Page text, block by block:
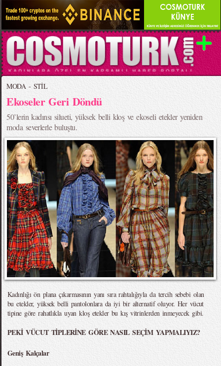
MODA - STİL
Ekoseler Geri Döndü
50’lerin kadınsı silueti, yüksek belli kloş ve ekoseli etekler yeniden
moda severlerle buluştu.
Kadınlığı ön plana çıkarmasının yanı sıra rahtalığıyla da tercih sebebi olan
bu etekler, yüksek belli pantolonlara da iyi bir alternatif oluyor. Her vücut
tipine göre rahatlıkla uyan kloş etekler bu kış vitrinlerden inmeyecek gibi.
PEKİ VÜCUT TİPLERİNE GÖRE NASIL SEÇİM YAPMALIYIZ?
Geniş Kalçalar